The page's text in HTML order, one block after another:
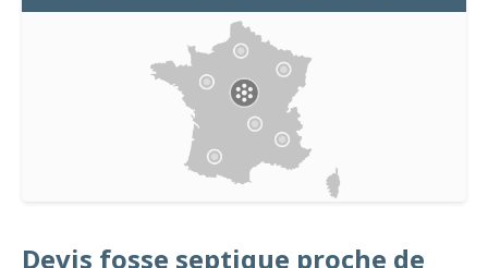
Devis fosse septique proche de